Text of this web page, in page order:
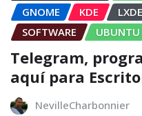
GNOME
KDE LXDE
SOFTWARE
UBUNTU
Telegram,
aquí para
NevilleCharbonnier